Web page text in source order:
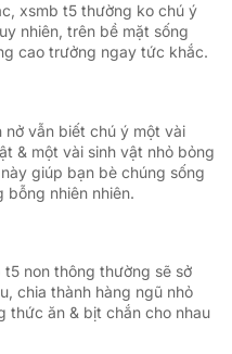
xsmb t5 thường ko chú ý
nhiên, trên bề mặt sống
cao trưởng ngay tức khắc.
nở vẫn biết chú ý một vài
& một vài sinh vật nhỏ bỏng
giúp bạn bè chúng sống
bỗng nhiên nhiên.
non thông thường sẽ sở
chia thành hàng ngũ nhỏ
thức ăn & bịt chắn cho nhau